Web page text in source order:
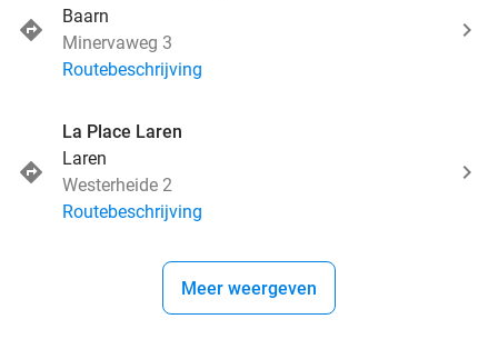
Baarn
Minervaweg 3
Routebeschrijving
La Place Laren
Laren
Westerheide 2
Routebeschrijving
Meer weergeven